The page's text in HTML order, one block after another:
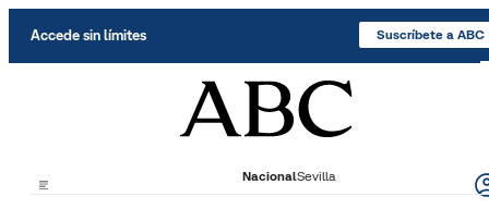
Accede sin límites Suscríbete a ABC
NacionalSevilla